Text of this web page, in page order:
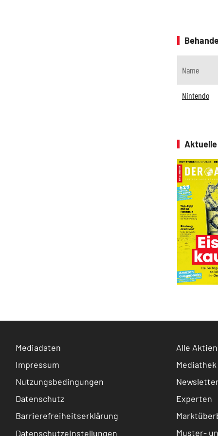
Name
Nintendo
Mediadaten
Impressum
Nutzungsbedingungen
Datenschutz
Barrierefreiheitserklärung
Datenschutzeinstellungen
Alle Aktien
Mediathek
Experten
Muster-